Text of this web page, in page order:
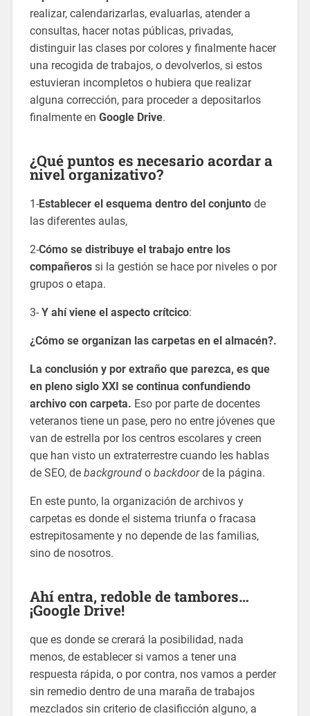
realizar, calendarizarlas, evaluarlas, atender a
consultas, hacer notas públicas, privadas,
distinguir las clases por colores y finalmente hacer
una recogida de trabajos, o devolverlos, si estos
estuvieran incompletos o hubiera que realizar
alguna corrección, para proceder a depositarlos
finalmente en Google Drive.
¿Qué puntos es necesario acordar a
nivel organizativo?
1-Establecer el esquema dentro del conjuntode
las diferentes aulas,
2-Cómo se distribuye el trabajo entre los
compañerossi la gestión se hace por niveles o por
grupos o etapa.
3-Y ahí viene el aspecto crítcico:
¿Cómo se organizan las carpetas en el almacén?.
La conclusión y por extraño que parezca, es que
en pleno siglo XXI se continua confundiendo
archivo con carpeta. Eso por parte de docentes
veteranos tiene un pase, pero no entre jóvenes que
van de estrella por los centros escolares y creen
que han visto un extraterrestre cuando les hablas
de SEO, de background o backdoorde la página.
En este punto, la organización de archivos y
carpetas es donde el sistema triunfa o fracasa
estrepitosamente y no depende de las familias,
sino de nosotros.
Ahí entra, redoble de tambores…
¡Google Drive!
que es donde se crerará la posibilidad, nada
menos, de establecer si vamos a tener una
respuesta rápida, o por contra, nos vamos a perder
sin remedio dentro de una maraña de trabajos
mezclados sin criterio de clasificción alguno, a